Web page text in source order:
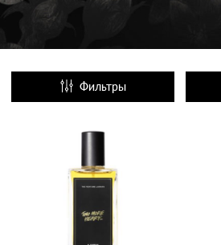
Фильтры